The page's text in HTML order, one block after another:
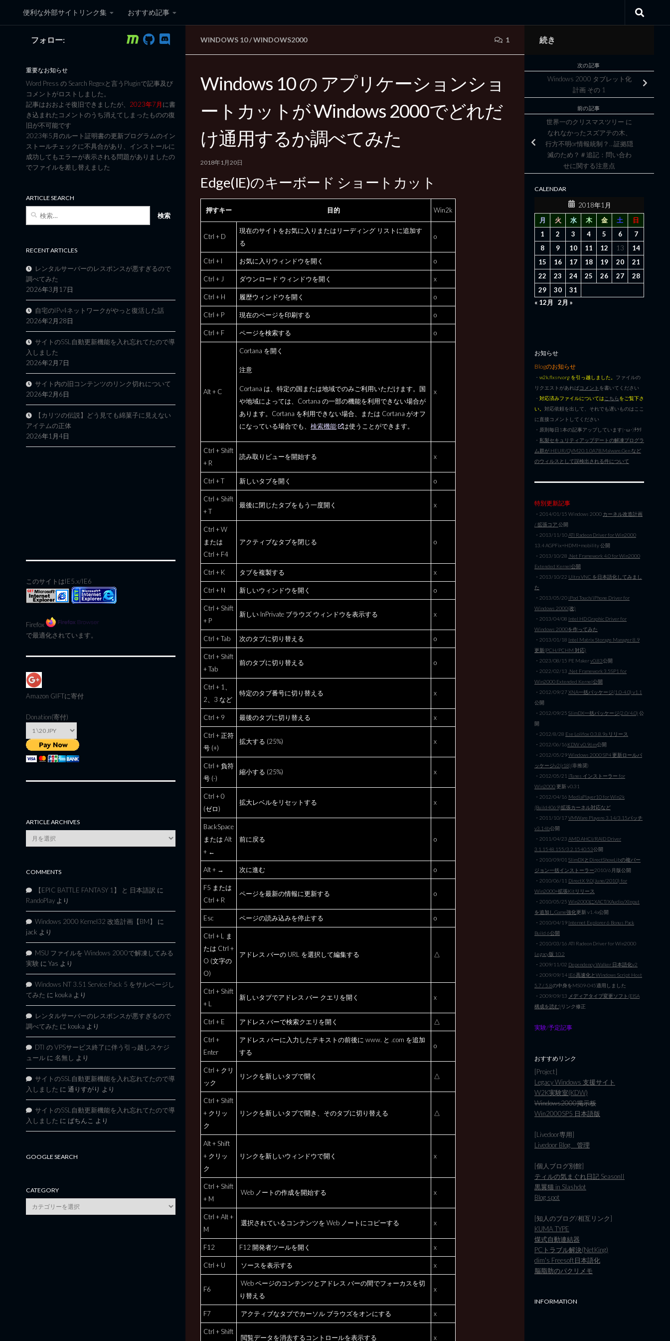
コンテンツへスキップ
便利な外部サイトリンク集 おすすめ記事
黒翼猫のコンピュータ日記 3rd Edition
WINDOWS 10/WINDOWS2000 1
Windows 10 の アプリケーションショ
ートカットが Windows 2000でどれだ
け通用するか調べてみた
2018年1月20日
Edge(IE)のキーボード ショートカット
押すキー 目的 Win2k
Ctrl + D
現在のサイトをお気に入りまたはリーディング リストに追加す
る
o
Ctrl + I お気に入りウィンドウを開く o
Ctrl + J ダウンロード ウィンドウを開く x
Ctrl + H 履歴ウィンドウを開く o
Ctrl + P 現在のページを印刷する o
Ctrl + F ページを検索する o
Alt + C
Cortana を開く
注意
Cortana は、特定の国または地域でのみご利用いただけます。国
や地域によっては、Cortana の一部の機能を利用できない場合が
あります。Cortana を利用できない場合、または Cortana がオフ
になっている場合でも、 検索機能 は使うことができます。
x
Ctrl + Shift
+ R
読み取りビューを開始する x
Ctrl + T 新しいタブを開く o
Ctrl + Shift
+ T
最後に閉じたタブをもう一度開く x
Ctrl + W
または
Ctrl + F4
アクティブなタブを閉じる o
Ctrl + K タブを複製する x
Ctrl + N 新しいウィンドウを開く o
Ctrl + Shift
+ P
新しい InPrivate ブラウズ ウィンドウを表示する x
Ctrl + Tab 次のタブに切り替える o
Ctrl + Shift
+ Tab
前のタブに切り替える o
Ctrl + 1、
2、3 など
特定のタブ番号に切り替える x
Ctrl + 9 最後のタブに切り替える x
Ctrl + 正符
号 (+)
拡大する (25%) x
Ctrl + 負符
号 (-)
縮小する (25%) x
Ctrl + 0
(ゼロ)
拡大レベルをリセットする x
BackSpace
または Alt
+ ←
前に戻る o
Alt + → 次に進む o
F5 または
Ctrl + R
ページを最新の情報に更新する o
Esc ページの読み込みを停止する o
Ctrl + L ま
たは Ctrl +
O (文字の
O)
アドレス バーの URL を選択して編集する △
Ctrl + Shift
+ L
新しいタブでアドレス バー クエリを開く x
Ctrl + E アドレス バーで検索クエリを開く △
Ctrl +
Enter
アドレス バーに入力したテキストの前後に www. と .com を追加
する
o
Ctrl + クリ
ック
リンクを新しいタブで開く △
Ctrl + Shift
+ クリッ
ク
リンクを新しいタブで開き、そのタブに切り替える △
Alt + Shift
+ クリッ
ク
リンクを新しいウィンドウで開く x
Ctrl + Shift
+ M
Web ノートの作成を開始する x
Ctrl + Alt +
M
選択されているコンテンツを Web ノートにコピーする x
F12 F12 開発者ツールを開く x
Ctrl + U ソースを表示する x
F6
Web ページのコンテンツとアドレス バーの間でフォーカスを切
り替える
x
F7 アクティブなタブでカーソル ブラウズをオンにする x
Ctrl + Shift
閲覧データを消去するコントロールを表示する x
フォロー:
重要なお知らせ
Word Press の Search Regexと言うPluginで記事及び
コメントがロストしました。
記事はおおよそ復旧できましたが、 2023年7月に書
き込まれたコメントのうち消えてしまったものの復
旧が不可能です
2023年5月のルート証明書の更新プログラムのイン
ストールチェックに不具合があり、インストールに
成功してもエラーが表示される問題がありましたの
でファイルを差し替えました
ARTICLE SEARCH
RECENT ARTICLES
レンタルサーバーのレスポンスが悪すぎるので
調べてみた
2026年3月17日
自宅のIPv4ネットワークがやっと復活した話
2026年2月28日
サイトのSSL自動更新機能を入れ忘れてたので導
入しました
2026年2月7日
サイト内の旧コンテンツのリンク切れについて
2026年2月6日
【カリツの伝説】どう見ても綿菓子に見えない
アイテムの正体
2026年1月4日
このサイトはIE5.x/IE6
Firefox
で最適化されています。
Amazon GIFTに寄付
Donation(寄付)
ARTICLE ARCHIVES
Article
Archives
COMMENTS
【EPIC BATTLE FANTASY 1】 と 日本語訳 に
RandoPlay より
Windows 2000 Kernel32 改造計画【BM】
に
jack より
MSU ファイルを Windows 2000で解凍してみる
実験 に Yas より
Windows NT 3.51 Service Pack 5 をサルベージし
てみた に kouka より
レンタルサーバーのレスポンスが悪すぎるので
調べてみた に kouka より
DTI の VPSサービス終了に伴う引っ越しスケジ
ュール に 名無し より
サイトのSSL自動更新機能を入れ忘れてたので導
入しました に 通りすがり より
サイトのSSL自動更新機能を入れ忘れてたので導
入しました に ぱちんこ より
GOOGLE SEARCH
CATEGORY
category
続き
次の記事
Windows 2000 タブレット化
計画 その 1
前の記事
世界一のクリスマスツリー に
なれなかったスズアテの木、
行方不明or情報統制？…証拠隠
滅のため？＃追記：問い合わ
せに関する注意点
CALENDAR
2018年1月
月
火 水 木 金 土
日
1
2 3 4 5 6
7
8
9 10 11 12 13
14
15
16 17 18 19 20
21
22
23 24 25 26 27
28
29
30
31
« 12月
2月 »
お知らせ
Blogのお知らせ
・ w2k.flxsrv.org を引っ越しました。 ファイルの
リクエストがあればコメント を書いてください
・ 対応済みファイルについては こちらをご覧下さ
い。 対応依頼を出して、それでも遅いものはここ
に直接コメントしてください
・原則毎日1本の記事アップしています|･ω･)ﾁﾗﾘ
・ 私製セキュリティアップデートの解凍プログラ
ム群が HEUR/QVM20.1.0A7B.Malware.Gen など
のウィルスとして誤検出される件について
特別更新記事
・2014/01/15 Windows 2000 カーネル改造計画
/ 拡張コア 公開
・2013/11/10ATI Radeon Driver for Win2000
13.4 AGPFix+HDMI+mobility 公開
・2013/10/28 .Net Framework 4.0 for Win2000
Extended Kernel公開
・2013/10/22 Ultra VNC を日本語化してみまし
た
・2013/05/20 iPod Touch/iPhone Driver for
Windows 2000(改)
・2013/04/08 Intel HD Graphic Driver for
Windows 2000を作ってみた
・2013/01/18 Intel Matrix Storage Manager 8.9
更新(PCH/PCHM 対応)
・2023/08/15 PE Makerv0.83公開
・2022/02/13 .Net Framework 3.5SP1 for
Win2000 Extended Kernel公開
・2012/09/27XNA一括パッケージ(1.0-4.0) v1.1
公開
・2012/09/25 SlimDX一括パッケージ(2.0/4.0) 公
開
・2012/8/28 Ese Lolifox 0.3.8.9a リリース
・2012/06/16KDW v0.96m公開
・2012/05/29Windows 2000 SP4 更新ロールパ
ッケージv2(r18)(非推奨)
・2012/05/21 iTunes インストーラー for
Win2000更新 v0.31
・2012/04/16 MediaPlayer10 for Win2k
(Build4069)拡張カーネル対応など
・2011/10/17VMWare Playere 3.14/3.15パッチ
v3.14b公開
・2011/04/23 AMD AHCI/RAID Driver
3.1.1548.155/3.2.1540.53公開
・2010/09/01 SlimDXとDirectShowLibの複バー
ジョン一括インストーラー2010/6月版公開
・2010/06/11 DirectX 9.0(June/2010) for
Win2000+拡張Kitリリース
・2010/05/25 Win2000にXACT/XAudio/XInput
を追加しGame強化更新 v1.4a公開
・2010/04/19 Internet Explorer 6 Bonus Pack
Build 6公開
・2010/03/16 ATI Radeon Driver for Win2000
Legacy版 10.2
・2009/11/02 Dependency Walker 日本語化v2
・2009/09/14 IE6高速化とWindows Script Host
5.7 / 5.8の中身をMS09-045適用しました
・2009/09/13 メディアタイプ変更ソフト(EISA
構成を読む) リンク修正
実験/予定記事
おすすめリンク
[Project]
Legacy Windows 支援サイト
W2K実験室(KDW)
Windows2000掲示板
Win2000SP5 日本語版
[Livedoor専用]
Livedoor Blog 管理
[個人ブログ別館]
ティルの気まぐれ日記 SeasonII
黒翼猫 in Slashdot
Blog spot
[知人のブログ/相互リンク]
KUMA TYPE
煤式自動連結器
PCトラブル解決(NetKing)
dim's Freesoft日本語化
脳脂肪のパクリメモ
INFORMATION